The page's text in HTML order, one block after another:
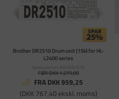
Brother DR2510 Drum unit (15k) for HL-
L2400 series
Varenummer: BRODR2510
FØR DKK 1.279,00
FRA DKK 959,25
(DKK 767,40 ekskl. moms)